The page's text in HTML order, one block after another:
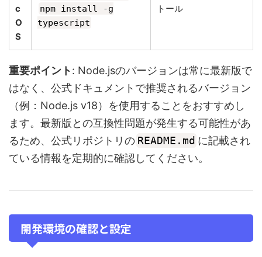
c
O
S
npm install -g
typescript
トール
重要ポイント: Node.jsのバージョンは常に最新版で
はなく、公式ドキュメントで推奨されるバージョン
（例：Node.js v18）を使用することをおすすめし
ます。最新版との互換性問題が発生する可能性があ
るため、公式リポジトリの README.md に記載され
ている情報を定期的に確認してください。
開発環境の確認と設定